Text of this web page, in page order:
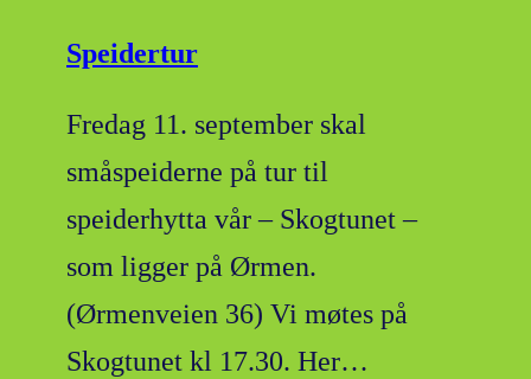
Speidertur
Fredag 11. september skal
småspeiderne på tur til
speiderhytta vår – Skogtunet –
som ligger på Ørmen.
(Ørmenveien 36) Vi møtes på
Skogtunet kl 17.30. Her…